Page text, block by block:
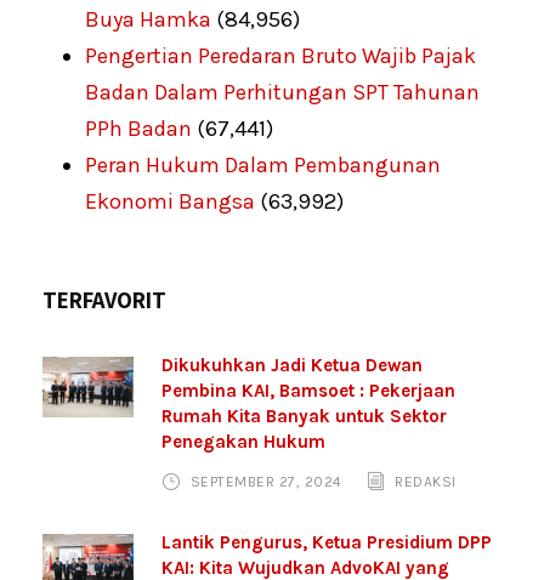
Buya Hamka (84,956)
Pengertian Peredaran Bruto Wajib Pajak
Badan Dalam Perhitungan SPT Tahunan
PPh Badan (67,441)
Peran Hukum Dalam Pembangunan
Ekonomi Bangsa (63,992)
TERFAVORIT
Dikukuhkan Jadi Ketua Dewan
Pembina KAI, Bamsoet : Pekerjaan
Rumah Kita Banyak untuk Sektor
Penegakan Hukum
SEPTEMBER 27, 2024 REDAKSI
Lantik Pengurus, Ketua Presidium DPP
KAI: Kita Wujudkan AdvoKAI yang